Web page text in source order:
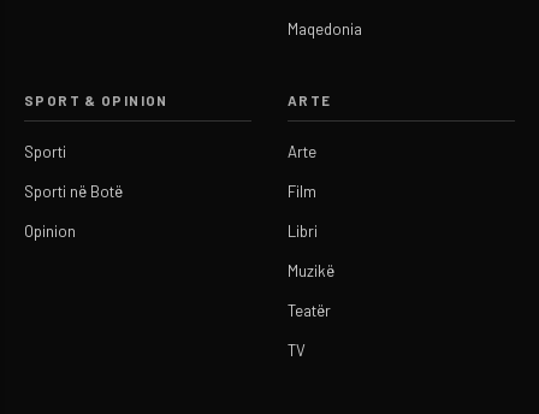
Maqedonia
SPORT & OPINION
Sporti
Sporti në Botë
Opinion
ARTE
Arte
Film
Libri
Muzikë
Teatër
TV